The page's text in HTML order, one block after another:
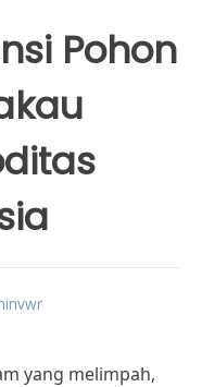
Pohon
yang melimpah,